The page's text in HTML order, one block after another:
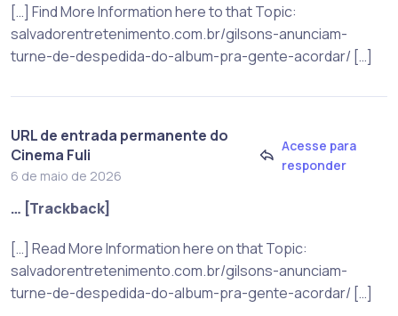
[…] Find More Information here to that Topic:
salvadorentretenimento.com.br/gilsons-anunciam-
turne-de-despedida-do-album-pra-gente-acordar/ […]
URL de entrada permanente do
Cinema Fuli
6 de maio de 2026
Acesse para
responder
… [Trackback]
[…] Read More Information here on that Topic:
salvadorentretenimento.com.br/gilsons-anunciam-
turne-de-despedida-do-album-pra-gente-acordar/ […]